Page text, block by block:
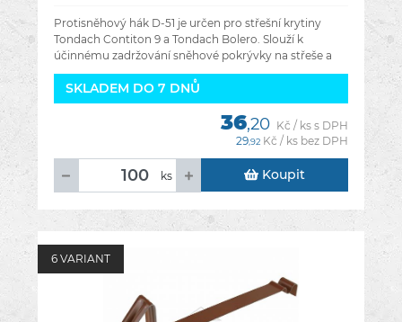
Protisněhový hák D-51 je určen pro střešní krytiny
Tondach Contiton 9 a Tondach Bolero. Slouží k
účinnému zadržování sněhové pokrývky na střeše a
pomáhá předcházet
SKLADEM DO 7 DNŮ
36,20 Kč / ks s DPH
29,92 Kč / ks bez DPH
ks Koupit
6 VARIANT